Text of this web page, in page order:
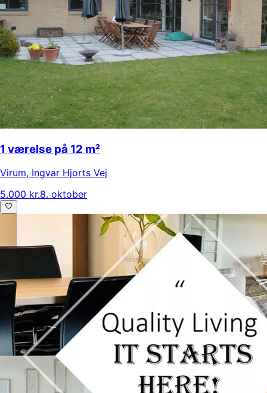
1 værelse på 12 m²
Virum, Ingvar Hjorts Vej
5.000 kr.8. oktober